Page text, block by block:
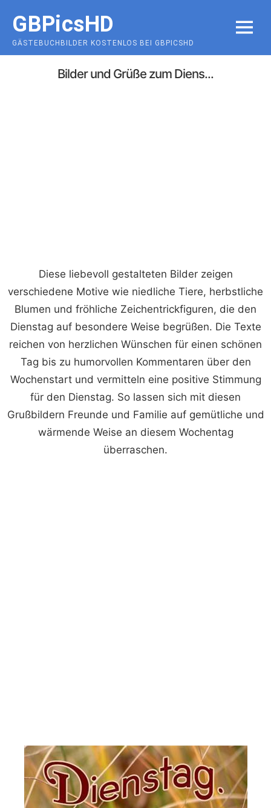
content
GBPicsHD
GÄSTEBUCHBILDER KOSTENLOS BEI GBPICSHD
MENU
Bilder und Grüße zum Diens...
Diese liebevoll gestalteten Bilder zeigen
verschiedene Motive wie niedliche Tiere, herbstliche
Blumen und fröhliche Zeichentrickfiguren, die den
Dienstag auf besondere Weise begrüßen. Die Texte
reichen von herzlichen Wünschen für einen schönen
Tag bis zu humorvollen Kommentaren über den
Wochenstart und vermitteln eine positive Stimmung
für den Dienstag. So lassen sich mit diesen
Grußbildern Freunde und Familie auf gemütliche und
wärmende Weise an diesem Wochentag
überraschen.